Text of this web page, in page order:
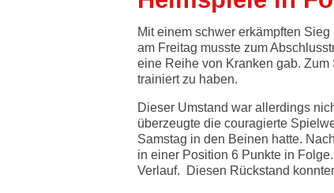
Mit einem schwer erkämpften
am Freitag musste zum
eine Reihe von Kranken gab.
trainiert zu haben.
Dieser Umstand war allerdings
überzeugte die couragierte
Samstag in den Beinen hatte.
in einer Position 6 Punkte in
Verlauf. Diesen Rückstand